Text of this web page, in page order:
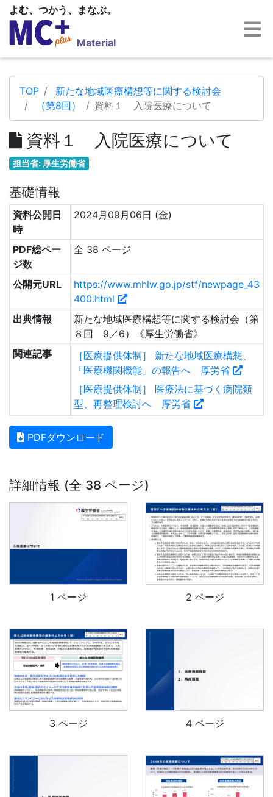
よむ、つかう、まなぶ。
Material
TOP
新たな地域医療構想等に関する検討会
（第8回）
資料１ 入院医療について
資料１ 入院医療について
担当省: 厚生労働省
基礎情報
資料公開日
時
2024月09月06日 (金)
PDF総ペー
ジ数
全 38 ページ
公開元URL
https://www.mhlw.go.jp/stf/newpage_43
400.html
出典情報
新たな地域医療構想等に関する検討会（第
８回 9／6）《厚生労働省》
関連記事
［医療提供体制］ 新たな地域医療構想、
「医療機関機能」の報告へ 厚労省
［医療提供体制］ 医療法に基づく病院類
型、再整理検討へ 厚労省
PDFダウンロード
詳細情報 (全 38 ページ)
1 ページ 2 ページ
3 ページ 4 ページ